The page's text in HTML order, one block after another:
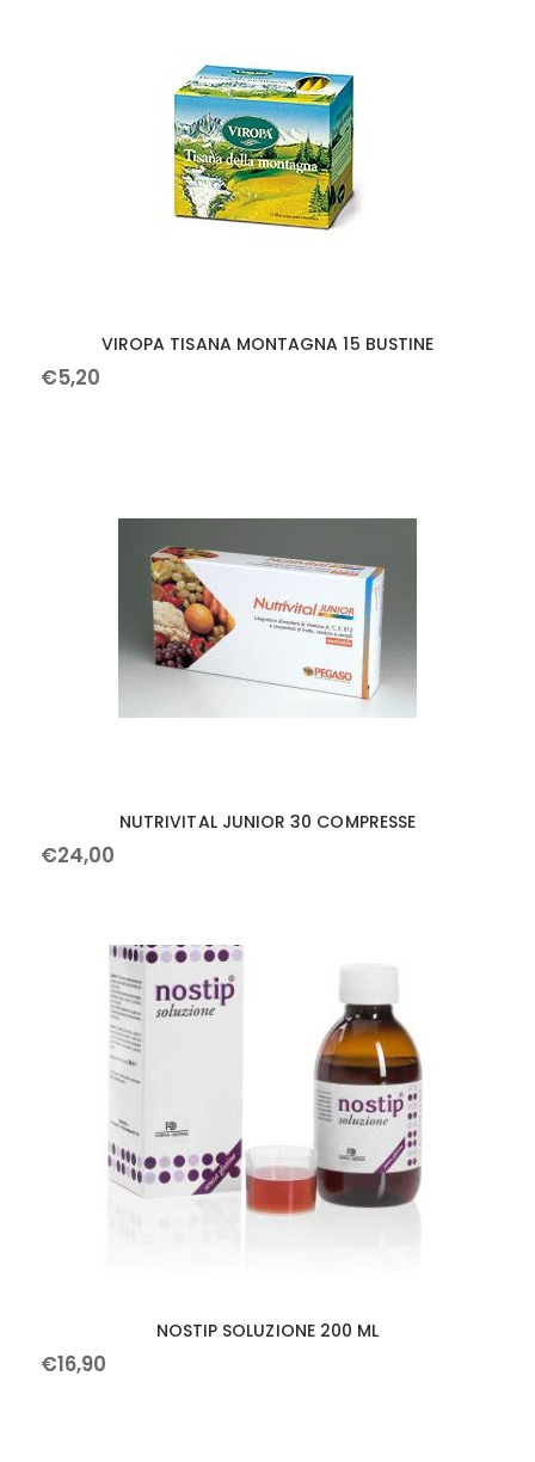
VIROPA TISANA MONTAGNA 15 BUSTINE
€5,20
NUTRIVITAL JUNIOR 30 COMPRESSE
€24,00
NOSTIP SOLUZIONE 200 ML
€16,90